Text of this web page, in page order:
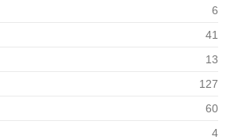
6
41
13
127
60
4